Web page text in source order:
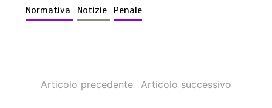
Normativa
Notizie Penale
Articolo precedente Articolo successivo